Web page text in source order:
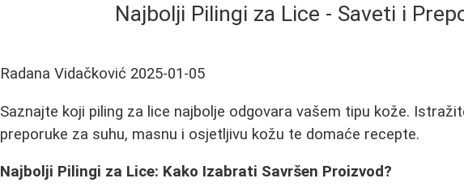
Najbolji Pilingi za Lice - Saveti i
Radana Vidačković 2025-01-05
Saznajte koji piling za lice najbolje odgovara vašem tipu kože.
preporuke za suhu, masnu i osjetljivu kožu te domaće recepte.
Najbolji Pilingi za Lice: Kako Izabrati Savršen Proizvod?